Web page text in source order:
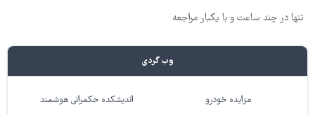
تنها در چند ساعت و با یکبار مراجعه
وب گردی
مزایده خودرو اندیشکده حکمرانی هوشمند